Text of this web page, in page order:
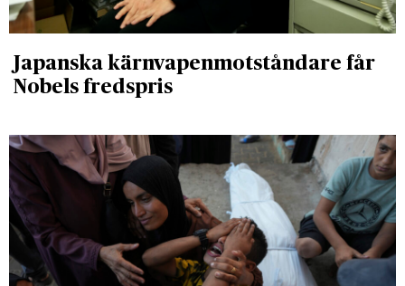
Japanska kärnvapenmotståndare får
Nobels fredspris